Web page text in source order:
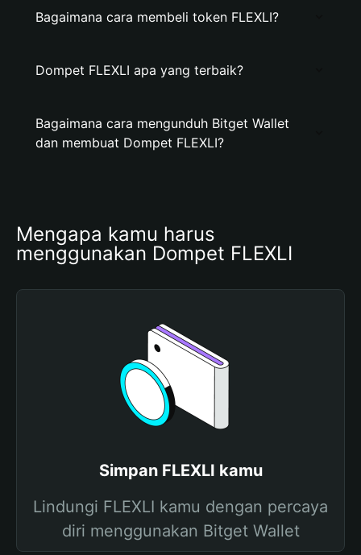
Bagaimana cara membeli token FLEXLI?
Dompet FLEXLI apa yang terbaik?
Bagaimana cara mengunduh Bitget Wallet
dan membuat Dompet FLEXLI?
Mengapa kamu harus
menggunakan Dompet FLEXLI
Simpan FLEXLI kamu
Lindungi FLEXLI kamu dengan percaya
diri menggunakan Bitget Wallet